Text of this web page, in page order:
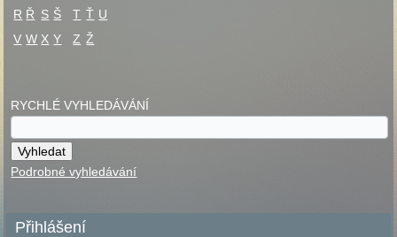
R Ř S Š T Ť U
V W X Y Z Ž
RYCHLÉ VYHLEDÁVÁNÍ
Podrobné vyhledávání
Přihlášení